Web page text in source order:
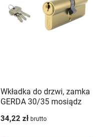
Wkładka do drzwi, zamka
GERDA 30/35 mosiądz
34,22 zł brutto